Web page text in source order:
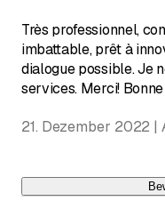
Très professionnel,
imbattable, prêt à
dialogue possible. Je
services. Merci!
21. Dezember 2022 |